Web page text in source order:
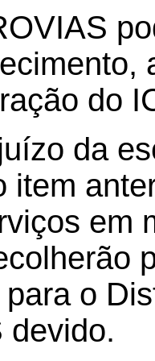
do
da
item
em
o
devido.